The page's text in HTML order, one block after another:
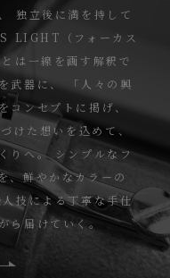
独立後に満を持して
LIGHT（フォーカス
は一線を画す解釈で
武器に、
「人々の興
コンセプトに掲げ、
た想いを込めて、
りへ。 シンプルなフ
、鮮やかなカラーの
技による丁寧な手仕
ら届けていく。